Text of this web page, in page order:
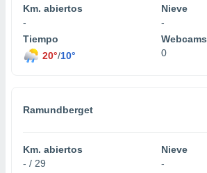
Km. abiertos
-
Nieve
-
Tiempo
20°/10°
Webcams
0
Ramundberget
Km. abiertos
- / 29
Nieve
-